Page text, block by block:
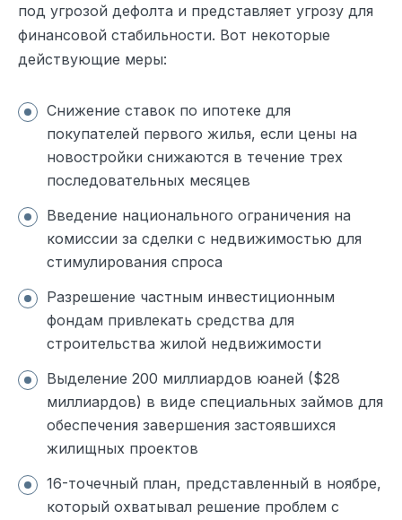
под угрозой дефолта и представляет угрозу для
финансовой стабильности. Вот некоторые
действующие меры:
Снижение ставок по ипотеке для
покупателей первого жилья, если цены на
новостройки снижаются в течение трех
последовательных месяцев
Введение национального ограничения на
комиссии за сделки с недвижимостью для
стимулирования спроса
Разрешение частным инвестиционным
фондам привлекать средства для
строительства жилой недвижимости
Выделение 200 миллиардов юаней ($28
миллиардов) в виде специальных займов для
обеспечения завершения застоявшихся
жилищных проектов
16-точечный план, представленный в ноябре,
который охватывал решение проблем с